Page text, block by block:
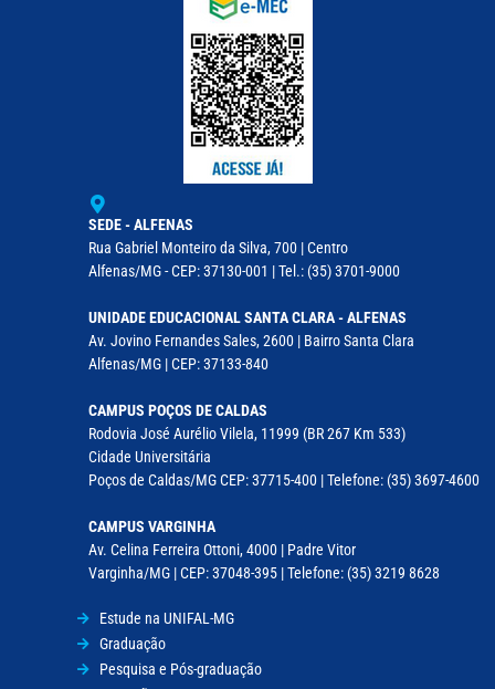
SEDE - ALFENAS
Rua Gabriel Monteiro da Silva, 700 | Centro
Alfenas/MG - CEP: 37130-001 | Tel.: (35) 3701-9000
UNIDADE EDUCACIONAL SANTA CLARA - ALFENAS
Av. Jovino Fernandes Sales, 2600 | Bairro Santa Clara
Alfenas/MG | CEP: 37133-840
CAMPUS POÇOS DE CALDAS
Rodovia José Aurélio Vilela, 11999 (BR 267 Km 533)
Cidade Universitária
Poços de Caldas/MG CEP: 37715-400 | Telefone: (35) 3697-4600
CAMPUS VARGINHA
Av. Celina Ferreira Ottoni, 4000 | Padre Vitor
Varginha/MG | CEP: 37048-395 | Telefone: (35) 3219 8628
Estude na UNIFAL-MG
Graduação
Pesquisa e Pós-graduação